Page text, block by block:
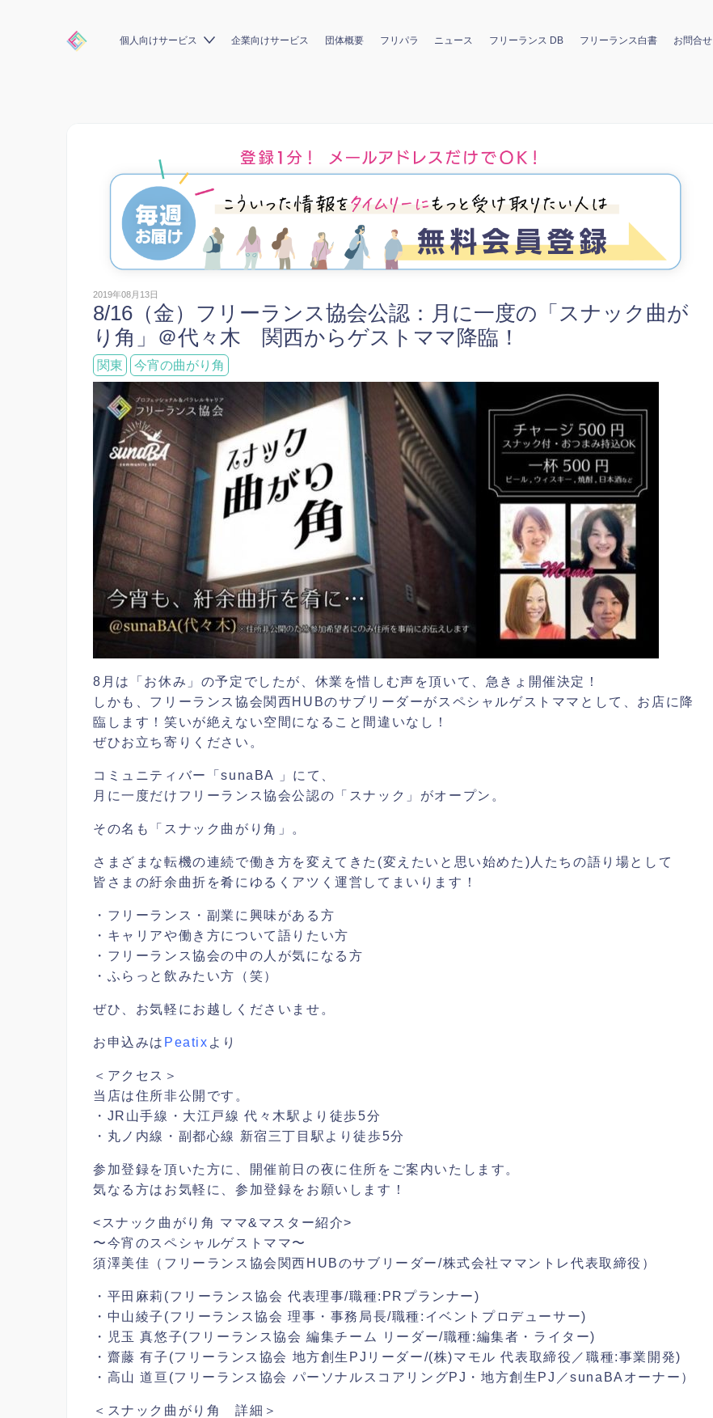
個人向けサービス 企業向けサービス 団体概要 フリパラ ニュース フリーランス DB フリーランス白書 お問合せ
2019年08月13日
8/16（金）フリーランス協会公認：月に一度の「スナック曲が
り角」＠代々木 関西からゲストママ降臨！
関東 今宵の曲がり角
8月は「お休み」の予定でしたが、休業を惜しむ声を頂いて、急きょ開催決定！
しかも、フリーランス協会関西HUBのサブリーダーがスペシャルゲストママとして、お店に降
臨します！笑いが絶えない空間になること間違いなし！
ぜひお立ち寄りください。
コミュニティバー「sunaBA 」にて、
月に一度だけフリーランス協会公認の「スナック」がオープン。
その名も「スナック曲がり角」。
さまざまな転機の連続で働き方を変えてきた(変えたいと思い始めた)人たちの語り場として
皆さまの紆余曲折を肴にゆるくアツく運営してまいります！
・フリーランス・副業に興味がある方
・キャリアや働き方について語りたい方
・フリーランス協会の中の人が気になる方
・ふらっと飲みたい方（笑）
ぜひ、お気軽にお越しくださいませ。
お申込みは Peatix より
＜アクセス＞
当店は住所非公開です。
・JR山手線・大江戸線 代々木駅より徒歩5分
・丸ノ内線・副都心線 新宿三丁目駅より徒歩5分
参加登録を頂いた方に、開催前日の夜に住所をご案内いたします。
気なる方はお気軽に、参加登録をお願いします！
<スナック曲がり角 ママ&マスター紹介>
〜今宵のスペシャルゲストママ〜
須澤美佳（フリーランス協会関西HUBのサブリーダー/株式会社ママントレ代表取締役）
・平田麻莉(フリーランス協会 代表理事/職種:PRプランナー)
・中山綾子(フリーランス協会 理事・事務局長/職種:イベントプロデューサー)
・児玉 真悠子(フリーランス協会 編集チーム リーダー/職種:編集者・ライター)
・齋藤 有子(フリーランス協会 地方創生PJリーダー/(株)マモル 代表取締役／職種:事業開発)
・高山 道亘(フリーランス協会 パーソナルスコアリングPJ・地方創生PJ／sunaBAオーナー）
＜スナック曲がり角 詳細＞